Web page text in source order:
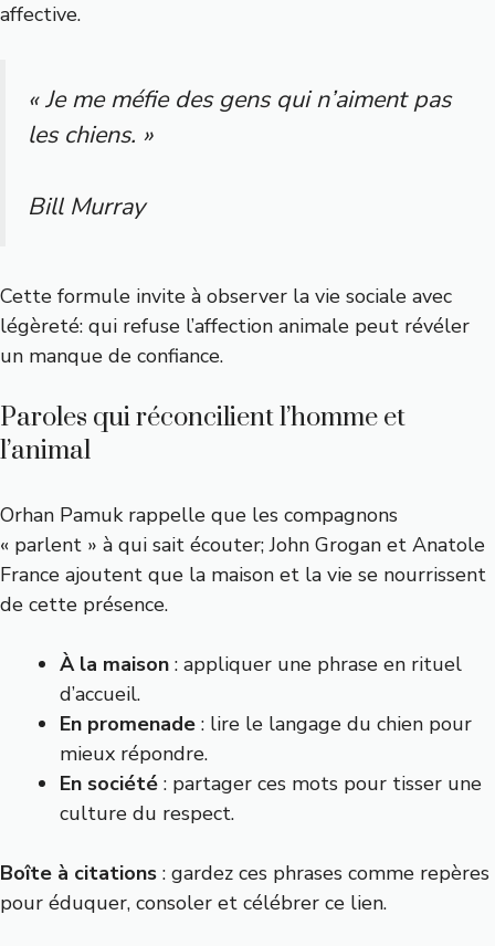
affective.
« Je me méfie des gens qui n’aiment pas
les chiens. »
Bill Murray
Cette formule invite à observer la vie sociale avec
légèreté: qui refuse l’affection animale peut révéler
un manque de confiance.
Paroles qui réconcilient l’homme et
l’animal
Orhan Pamuk rappelle que les compagnons
« parlent » à qui sait écouter; John Grogan et Anatole
France ajoutent que la maison et la vie se nourrissent
de cette présence.
À la maison : appliquer une phrase en rituel
d’accueil.
En promenade : lire le langage du chien pour
mieux répondre.
En société : partager ces mots pour tisser une
culture du respect.
Boîte à citations : gardez ces phrases comme repères
pour éduquer, consoler et célébrer ce lien.